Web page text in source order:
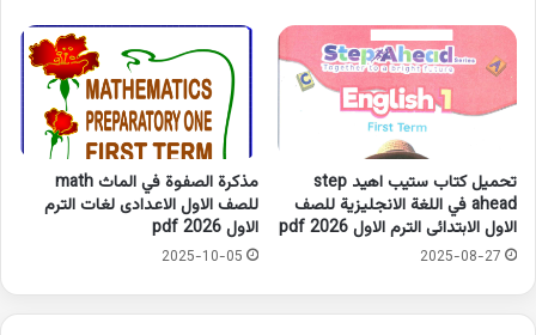
تحميل كتاب ستيب اهيد step
ahead في اللغة الانجليزية للصف
الاول الابتدائى الترم الاول 2026 pdf
2025-08-27
مذكرة الصفوة في الماث math
للصف الاول الاعدادى لغات الترم
الاول 2026 pdf
2025-10-05